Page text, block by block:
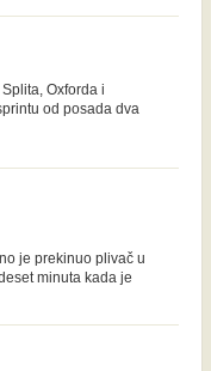
Oxforda i
od posada dva
je prekinuo plivač u
minuta kada je